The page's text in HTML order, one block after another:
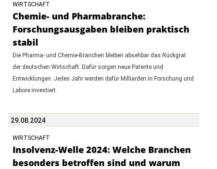
WIRTSCHAFT
Chemie- und Pharmabranche:
Forschungsausgaben bleiben praktisch
stabil
Die Pharma- und Chemie-Branchen bleiben absehbar das Rückgrat
der deutschen Wirtschaft. Dafür sorgen neue Patente und
Entwicklungen. Jedes Jahr werden dafür Milliarden in Forschung und
Labore investiert.
29.08.2024
WIRTSCHAFT
Insolvenz-Welle 2024: Welche Branchen
besonders betroffen sind und warum